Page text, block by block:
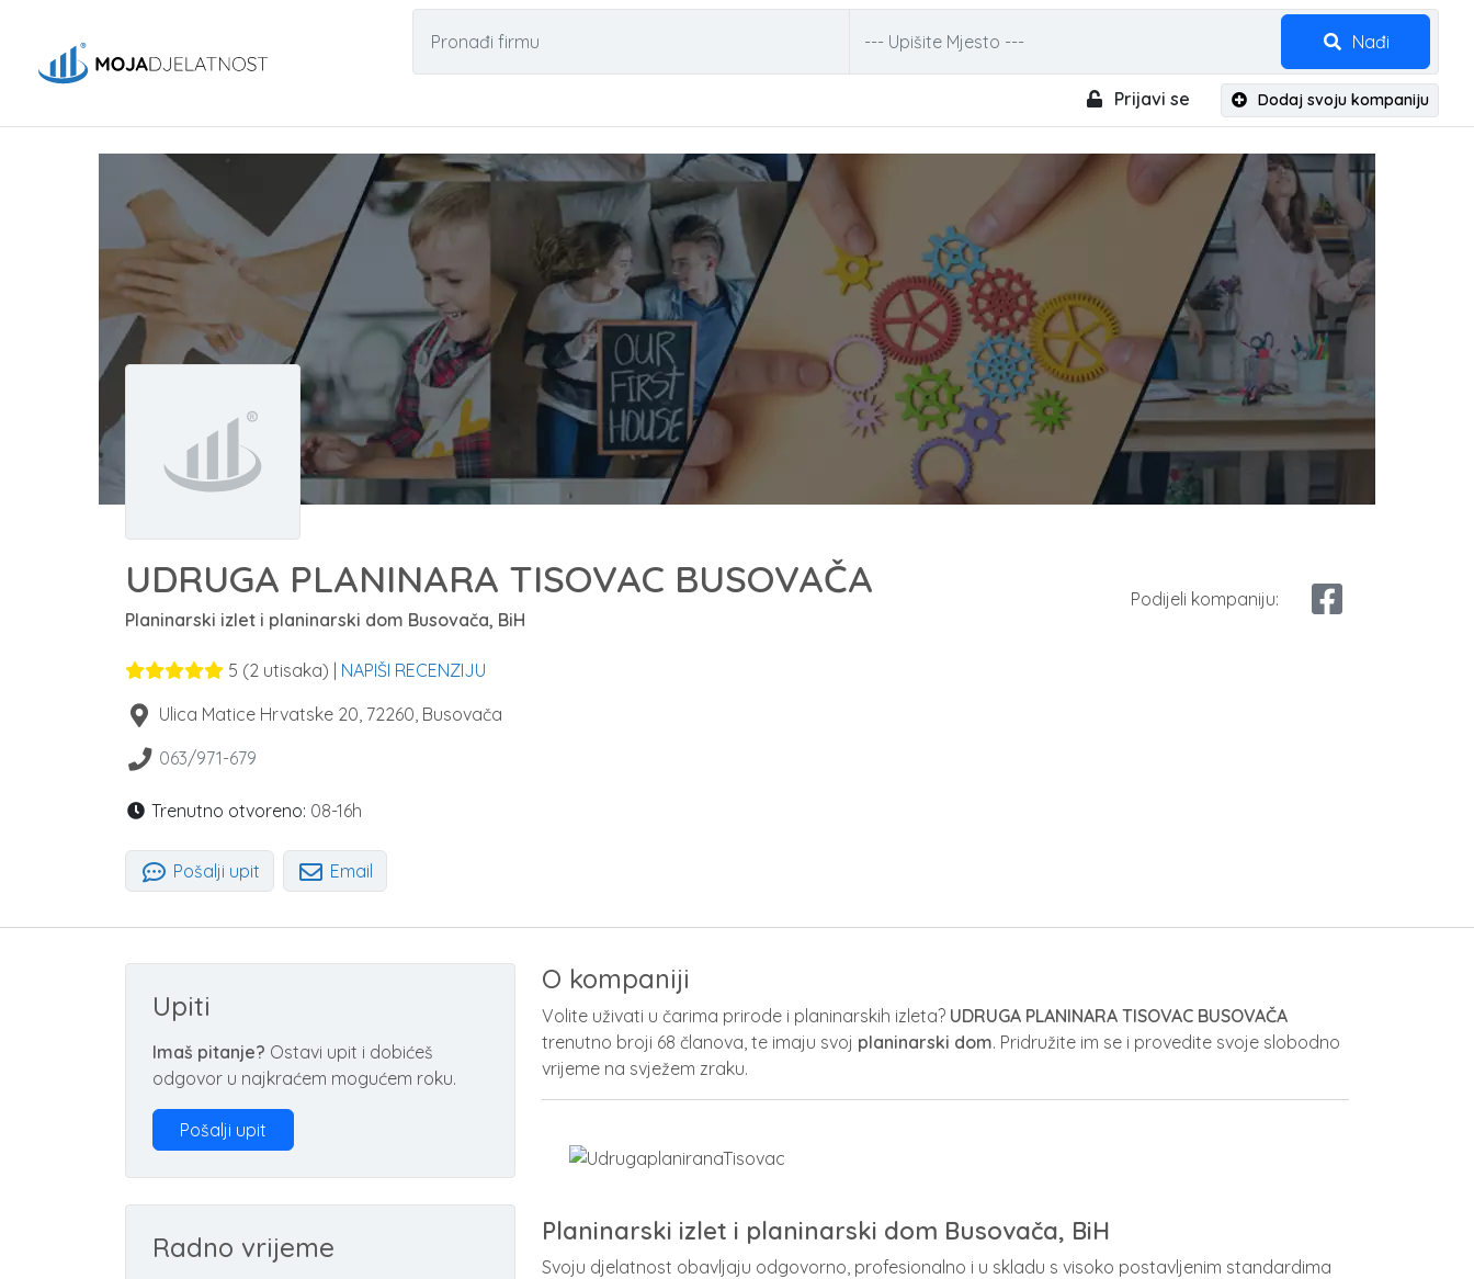
Nađi
Prijavi se Dodaj svoju kompaniju
UDRUGA PLANINARA TISOVAC BUSOVAČA
Planinarski izlet i planinarski dom Busovača, BiH
Podijeli kompaniju:
5 (2 utisaka) | NAPIŠI RECENZIJU
Ulica Matice Hrvatske 20, 72260, Busovača
063/971-679
Trenutno otvoreno: 08-16h
Pošalji upit Email
Upiti
Imaš pitanje? Ostavi upit i dobićeš
odgovor u najkraćem mogućem roku.
Pošalji upit
Radno vrijeme
O kompaniji
Volite uživati u čarima prirode i planinarskih izleta? UDRUGA PLANINARA TISOVAC BUSOVAČA
trenutno broji 68 članova, te imaju svoj planinarski dom. Pridružite im se i provedite svoje slobodno
vrijeme na svježem zraku.
Planinarski izlet i planinarski dom Busovača, BiH
Svoju djelatnost obavljaju odgovorno, profesionalno i u skladu s visoko postavljenim standardima